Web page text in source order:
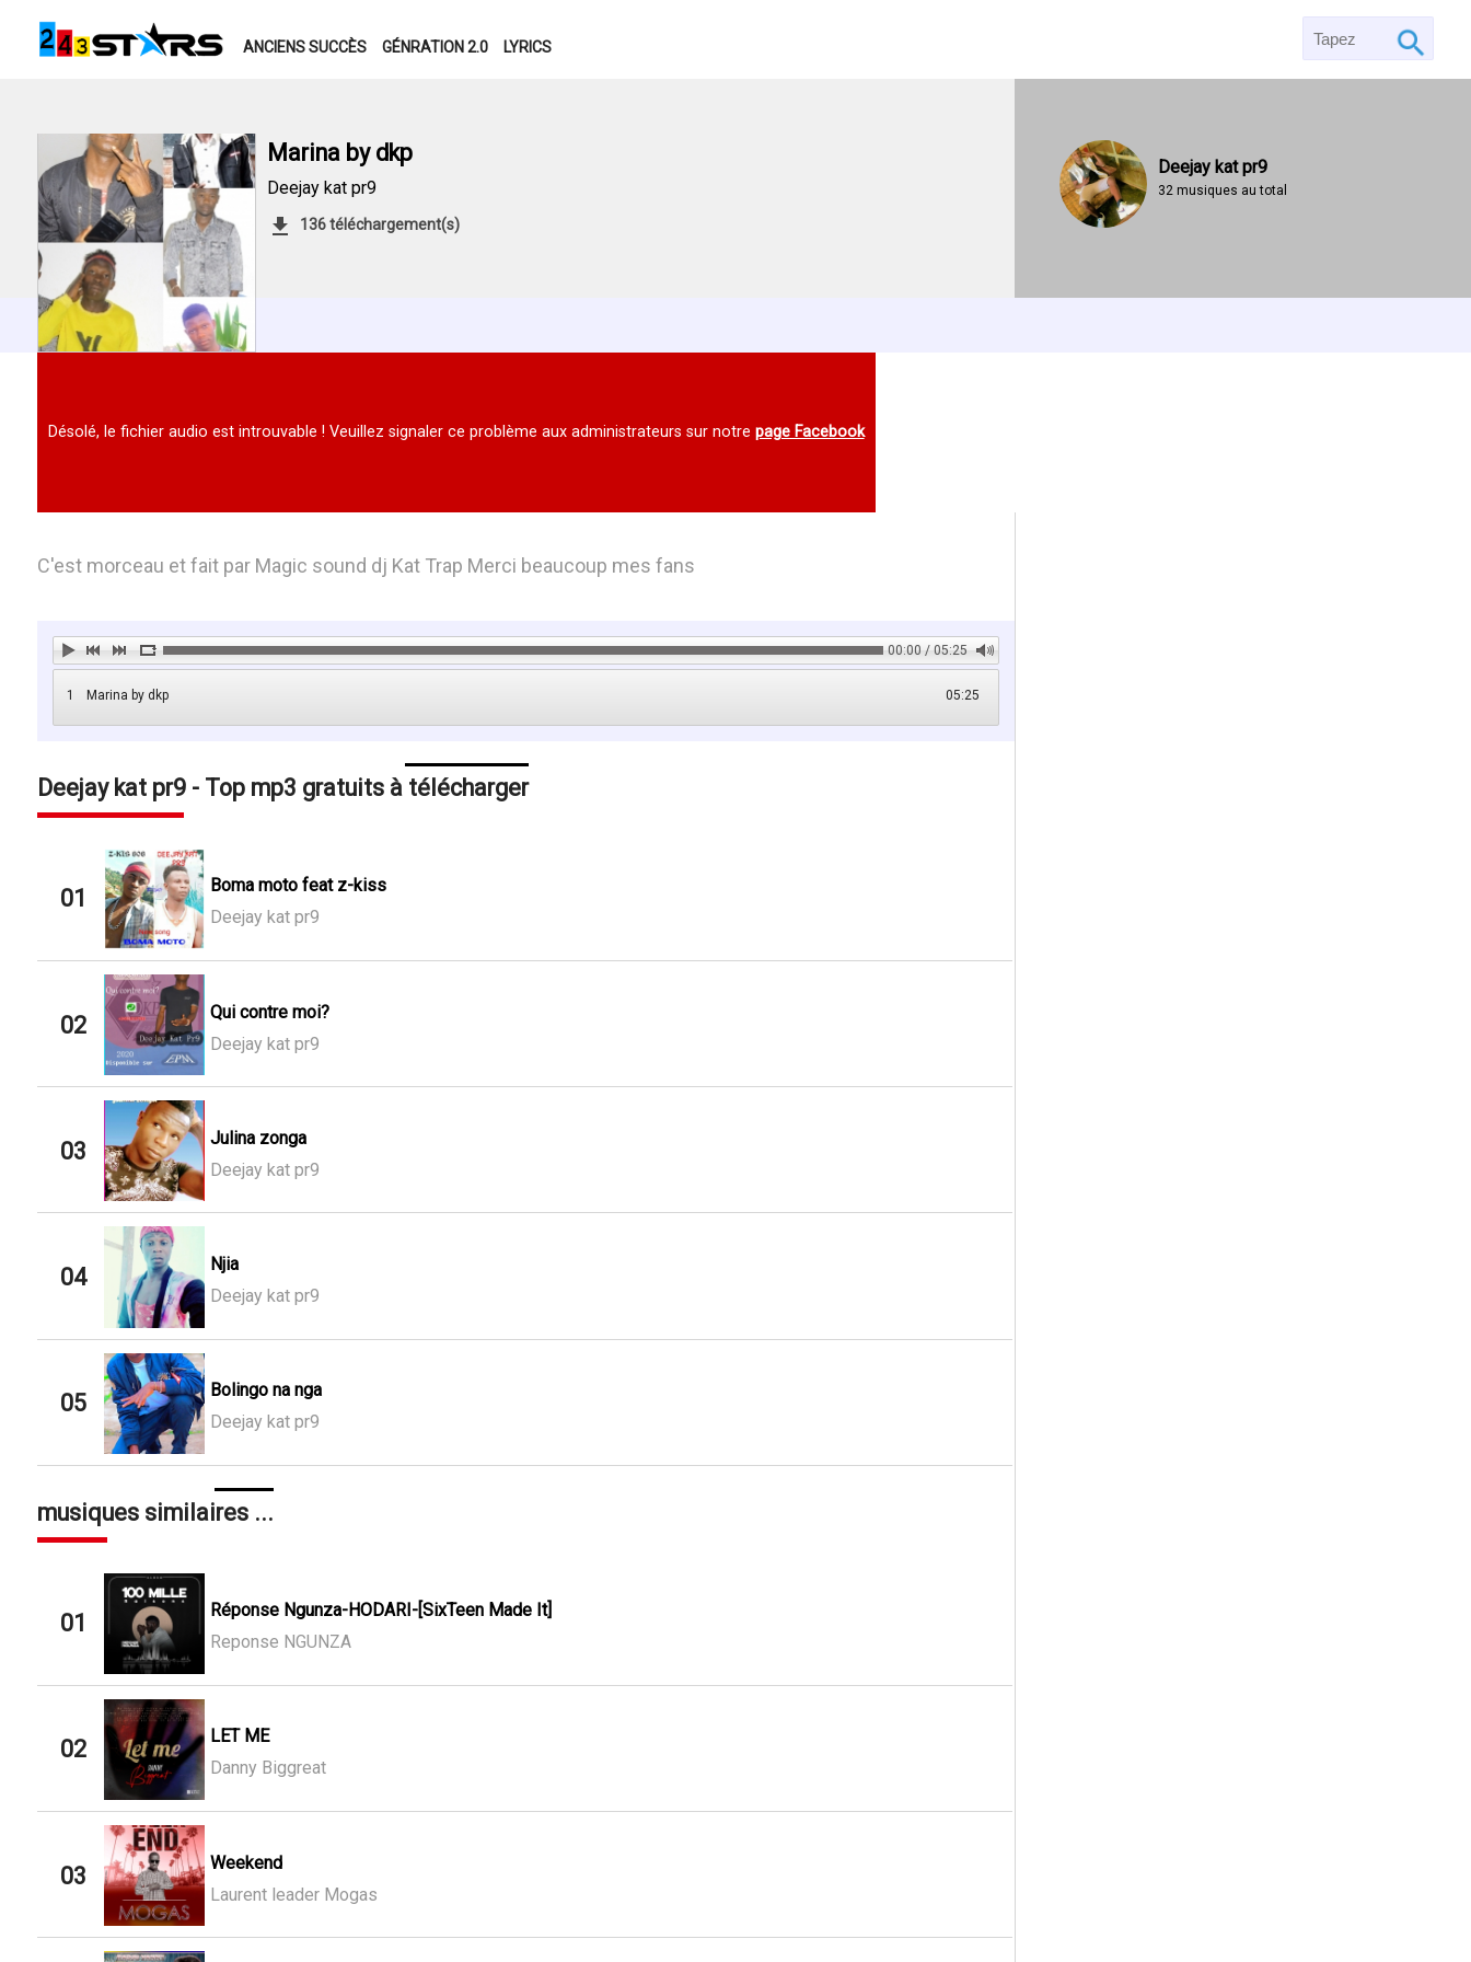
ANCIENS SUCCÈS GÉNRATION 2.0 LYRICS
Marina by dkp
Deejay kat pr9
136 téléchargement(s)
Deejay kat pr9
32 musiques au total
Désolé, le fichier audio est introuvable ! Veuillez signaler ce problème aux administrateurs sur notre page Facebook
C'est morceau et fait par Magic sound dj Kat Trap Merci beaucoup mes fans
00:00 / 05:25
1 05:25
Marina by dkp
Deejay kat pr9 - Top mp3 gratuits à télécharger
01
Boma moto feat z-kiss
Deejay kat pr9
02
Qui contre moi?
Deejay kat pr9
03
Julina zonga
Deejay kat pr9
04
Njia
Deejay kat pr9
05
Bolingo na nga
Deejay kat pr9
musiques similaires ...
01
Réponse Ngunza-HODARI-[SixTeen Made It]
Reponse NGUNZA
02
LET ME
Danny Biggreat
03
Weekend
Laurent leader Mogas